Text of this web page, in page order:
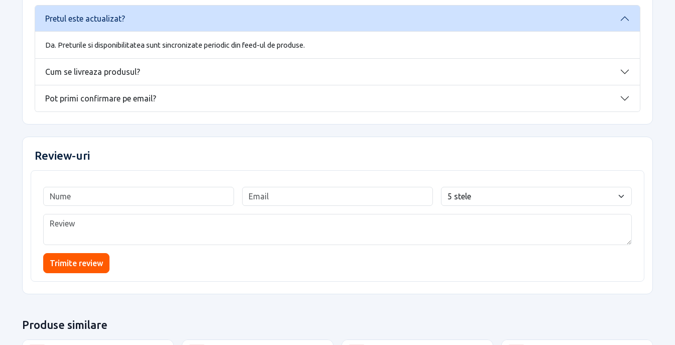
Pretul este actualizat?
Da. Preturile si disponibilitatea sunt sincronizate periodic din feed-ul de produse.
Cum se livreaza produsul?
Pot primi confirmare pe email?
Review-uri
Trimite review
Produse similare